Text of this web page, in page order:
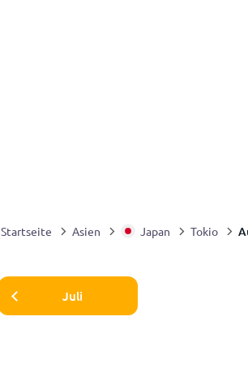
Startseite Asien Japan Tokio
Juli